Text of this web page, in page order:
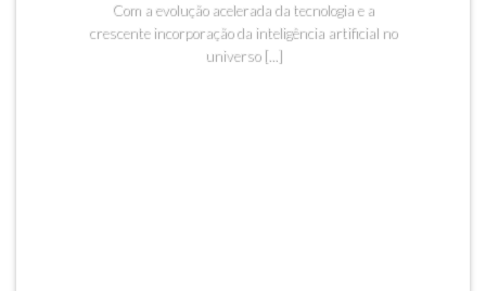
Com a evolução acelerada da tecnologia e a
crescente incorporação da inteligência artificial no
universo [...]